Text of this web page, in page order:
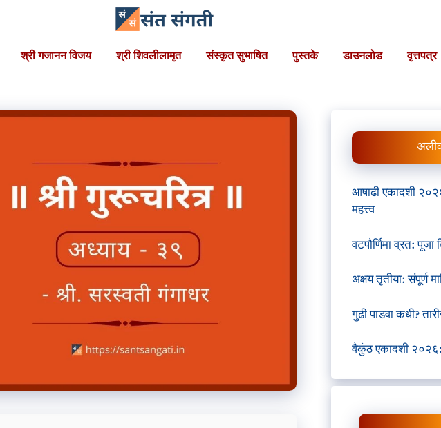
श्री गजानन विजय श्री शिवलीलामृत संस्कृत सुभाषित पुस्तके डाउनलोड वृत्तपत्र
आषाढी एकादशी
महत्त्व
वटपौर्णिमा व्रत:
अक्षय तृतीया: संपूर्ण
गुढी पाडवा कधी?
वैकुंठ एकादशी २०२६: